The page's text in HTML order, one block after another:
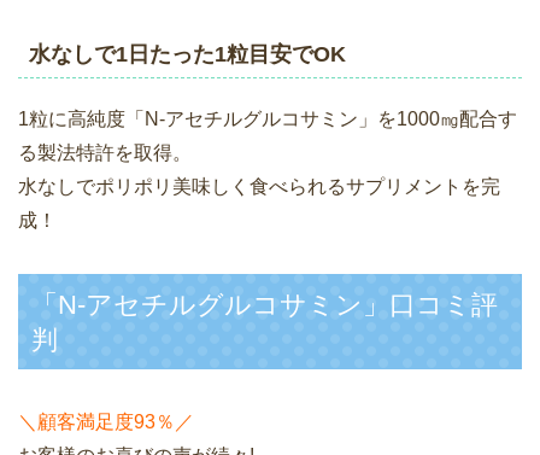
水なしで1日たった1粒目安でOK
1粒に高純度「N-アセチルグルコサミン」を1000㎎配合す
る製法特許を取得。
水なしでポリポリ美味しく食べられるサプリメントを完
成！
「N-アセチルグルコサミン」口コミ評
判
＼顧客満足度93％／